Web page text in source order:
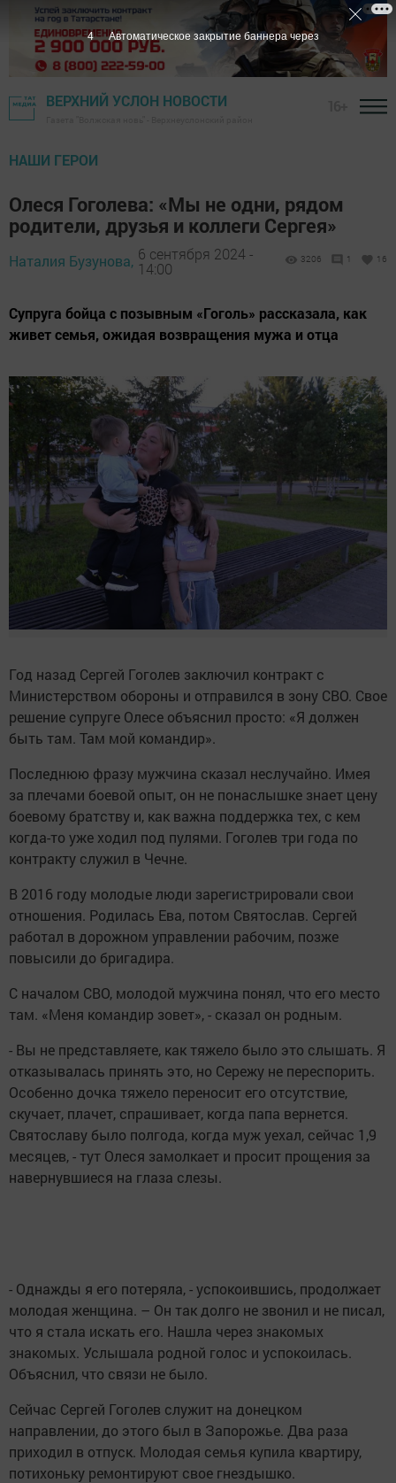
ВЕРХНИЙ УСЛОН НОВОСТИ
НАШИ ГЕРОИ
Олеся Гоголева: «Мы не одни, рядом
родители, друзья и коллеги Сергея»
Наталия Бузунова, 6 сентября 2024 -
14:00
3206 1 16
Супруга бойца с позывным «Гоголь» рассказала, как
живет семья, ожидая возвращения мужа и отца
Год назад Сергей Гоголев заключил контракт с
Министерством обороны и отправился в зону СВО. Свое
решение супруге Олесе объяснил просто: «Я должен
быть там. Там мой командир».
Последнюю фразу мужчина сказал неслучайно. Имея
за плечами боевой опыт, он не понаслышке знает цену
боевому братству и, как важна поддержка тех, с кем
когда-то уже ходил под пулями. Гоголев три года по
контракту служил в Чечне.
В 2016 году молодые люди зарегистрировали свои
отношения. Родилась Ева, потом Святослав. Сергей
работал в дорожном управлении рабочим, позже
повысили до бригадира.
С началом СВО, молодой мужчина понял, что его место
там. «Меня командир зовет», - сказал он родным.
- Вы не представляете, как тяжело было это слышать. Я
отказывалась принять это, но Сережу не переспорить.
Особенно дочка тяжело переносит его отсутствие,
скучает, плачет, спрашивает, когда папа вернется.
Святославу было полгода, когда муж уехал, сейчас 1,9
месяцев, - тут Олеся замолкает и просит прощения за
навернувшиеся на глаза слезы.
- Однажды я его потеряла, - успокоившись, продолжает
молодая женщина. – Он так долго не звонил и не писал,
что я стала искать его. Нашла через знакомых
знакомых. Услышала родной голос и успокоилась.
Объяснил, что связи не было.
Сейчас Сергей Гоголев служит на донецком
направлении, до этого был в Запорожье. Два раза
приходил в отпуск. Молодая семья купила квартиру,
потихоньку ремонтируют свое гнездышко.
2 Автоматическое закрытие баннера через